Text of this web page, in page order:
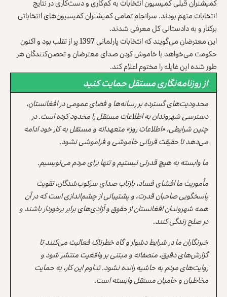
کمیشنران قبلی کمیسیون انتخابات به کم‌کاری و دست‌کاری در نتایج
انتخابات متهم بودند. سرانجام تمامی کمیشنران کمیسیون‌های انتخاباتی
برکنار و به دادستانی کل معرفی شدند.
این معترضان می‌گویند که انتخابات پارلمانی 1397 پر از تقلب بود و اکنون
حکومت می‌خواهد با خاموش کردن صدای معترضان و تحصن‌کنندگان هر
طور شده این غایله را مختوم اعلام کند.
از روزنامه‌نگاری مستقل حمایت کنید
محدودیت‌های گسترده بر رسانه‌ها و فضای عمومی در افغانستان،
دسترسی شهروندان به اطلاعات مستقل را محدود کرده است. در
چنین شرایطی، «اطلاعات روز» متعهدانه و مستقل به کار خود ادامه
می‌دهد تا حقیقت قربانی خاموشی و فراموشی نشود.
ما وابسته به هیچ قدرتی نیستیم و تنها برای مردم می‌نویسیم.
مأموریت ما افشای فساد، بازتاب صدای سرکوب‌شدگان، تقویت
پاسخگویی صاحبان قدرت، و پشتیبانی از چشم‌اندازی است که در آن
همه شهروندان افغانستان از حقوق و آزادی‌های برابر برخوردار باشند و
در صلح زندگی کنند.
خبرنگاران ما در شرایط دشوار و گاه خطرناک فعالیت می‌کنند تا
گزارش‌های دقیق، منصفانه و مبتنی بر واقعیت منتشر شود و
روایت‌های مردم به حاشیه رانده نشود. تداوم این کار، به حمایت
مخاطبان و حامیان مستقل وابسته است.